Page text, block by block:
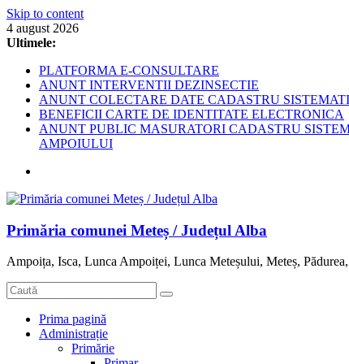
Skip to content
4 august 2026
Ultimele:
PLATFORMA E-CONSULTARE
ANUNT INTERVENTII DEZINSECTIE
ANUNT COLECTARE DATE CADASTRU
BENEFICII CARTE DE IDENTITATE ELECTRONICA
ANUNT PUBLIC MASURATORI CADASTRU
AMPOIULUI
Primăria comunei Meteș / Județul Alba
Ampoița, Isca, Lunca Ampoiței, Lunca Meteșului, Meteș,
Prima pagină
Administrație
Primărie